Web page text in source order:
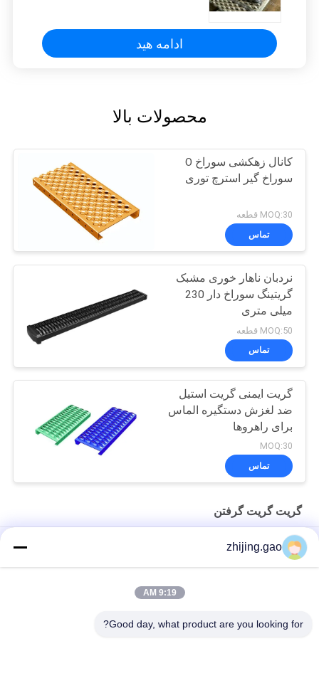
ادامه هید
محصولات بالا
کانال زهکشی سوراخ O
سوراخ گیر استرچ توری
MOQ:30 قطعه
تماس
نردبان ناهار خوری مشبک
گریتینگ سوراخ دار 230
میلی متری
MOQ:50 قطعه
تماس
گریت ایمنی گریت استیل
ضد لغزش دستگیره الماس
برای راهروها
MOQ:30
تماس
گریت گریت گرفتن
صفحه گالوانیزه فولاد معماری فلزی Mesh برای Grtp Strut Grating
پانل های آلیومینیوم سوراخ شده برای شبکه های ساختمانی
zhijing.gao
9:19 AM
Good day, what product are you looking for?